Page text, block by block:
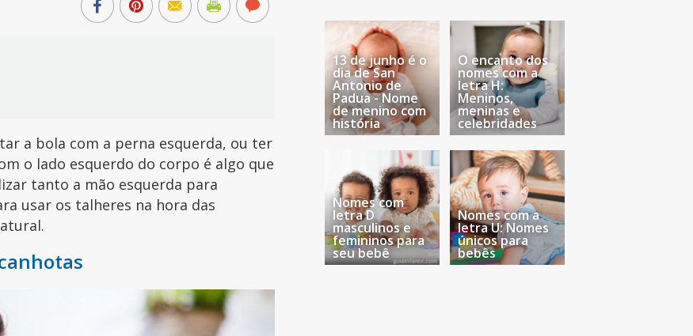
a bola com a perna esquerda, ou ter
o lado esquerdo do corpo é algo que
tanto a mão esquerda para
usar os talheres na hora das
13 de junho é o
dia de San
Antonio de
Padua - Nome
de menino com
história
O encanto dos
nomes com a
letra H:
Meninos,
meninas e
celebridades
Nomes com
letra D
masculinos e
femininos para
seu bebê
Nomes com a
letra U: Nomes
únicos para
bebês